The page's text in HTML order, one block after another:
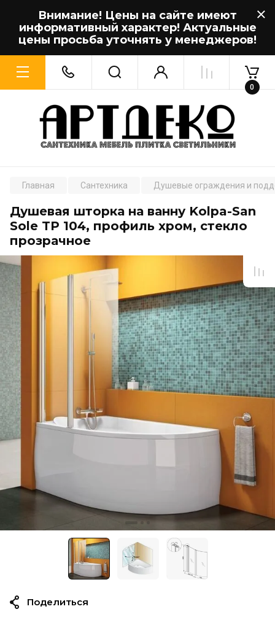
Внимание! Цены на сайте имеют
информативный характер! Актуальные
цены просьба уточнять у менеджеров!
0
Главная Сантехника Душевые ограждения и
Душевая шторка на ванну Kolpa-San
Sole TP 104, профиль хром, стекло
прозрачное
Поделиться